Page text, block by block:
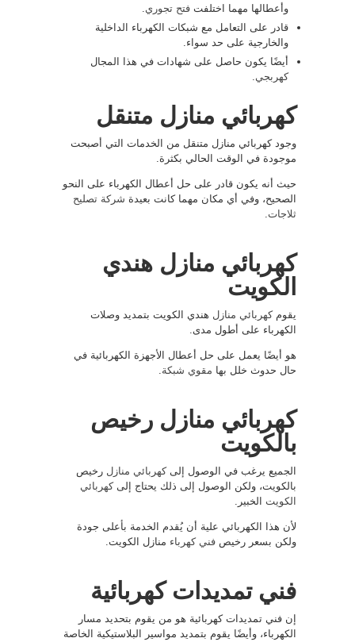
وأعطالها مهما اختلفت فتح تجوري.
قادر على التعامل مع شبكات الكهرباء الداخلية
والخارجية على حد سواء.
أيضًا يكون حاصل على شهادات في هذا المجال
كهربجي.
كهربائي منازل متنقل
وجود كهربائي منازل متنقل من الخدمات التي أصبحت
موجودة في الوقت الحالي بكثرة.
حيث أنه يكون قادر على حل أعطال الكهرباء على النحو
الصحيح، وفي أي مكان مهما كانت بعيدة شركة تصليح
ثلاجات.
كهربائي منازل هندي
الكويت
يقومكهربائي منازل هندي الكويت بتمديد وصلات
الكهرباء على أطول مدى.
هو أيضًا يعمل على حل أعطال الأجهزة الكهربائية في
حال حدوث خلل بها مقوي شبكة.
كهربائي منازل رخيص
بالكويت
الجميع يرغب في الوصول إلىكهربائي منازل رخيص
بالكويت، ولكن الوصول إلى ذلك يحتاج إلىكهربائي
الكويت الخبير.
لأن هذا الكهربائي علية أن يُقدم الخدمة بأعلى جودة
ولكن بسعر رخيص فني كهرباء منازل الكويت.
فني تمديدات كهربائية
إن فني تمديدات كهربائية هو من يقوم بتحديد مسار
الكهرباء، وأيضًا يقوم بتمديد مواسير البلاستيكية الخاصة